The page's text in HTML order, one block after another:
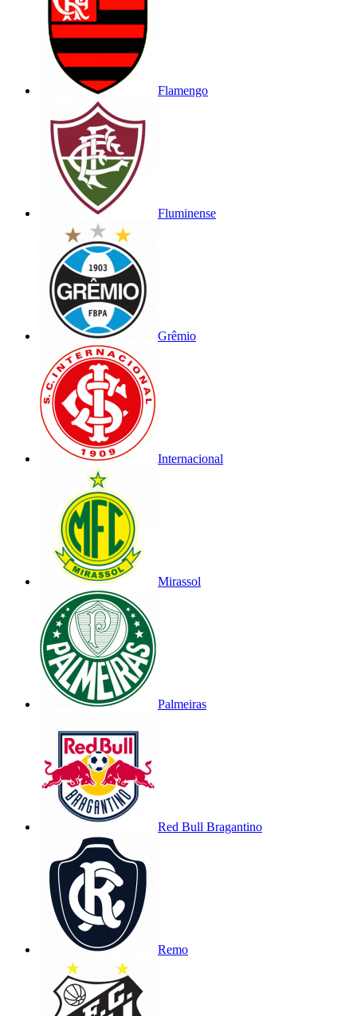
Flamengo
Fluminense
Grêmio
Internacional
Mirassol
Palmeiras
Red Bull Bragantino
Remo